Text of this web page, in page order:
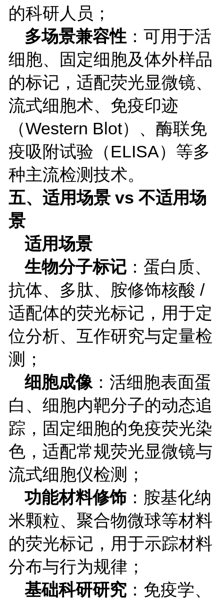
的科研人员；
多场景兼容性 ：可用于活
细胞、固定细胞及体外样品
的标记，适配荧光显微镜、
流式细胞术、免疫印迹
（Western Blot）、酶联免
疫吸附试验（ELISA）等多
种主流检测技术。
五、适用场景 vs 不适用场
景
适用场景
生物分子标记 ：蛋白质、
抗体、多肽、胺修饰核酸 /
适配体的荧光标记，用于定
位分析、互作研究与定量检
测；
细胞成像 ：活细胞表面蛋
白、细胞内靶分子的动态追
踪，固定细胞的免疫荧光染
色，适配常规荧光显微镜与
流式细胞仪检测；
功能材料修饰 ：胺基化纳
米颗粒、聚合物微球等材料
的荧光标记，用于示踪材料
分布与行为规律；
基础科研研究 ：免疫学、